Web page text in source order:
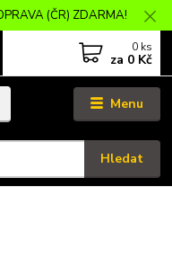
(ČR) ZDARMA!
Menu
Hledat
0 ks
za 0 Kč